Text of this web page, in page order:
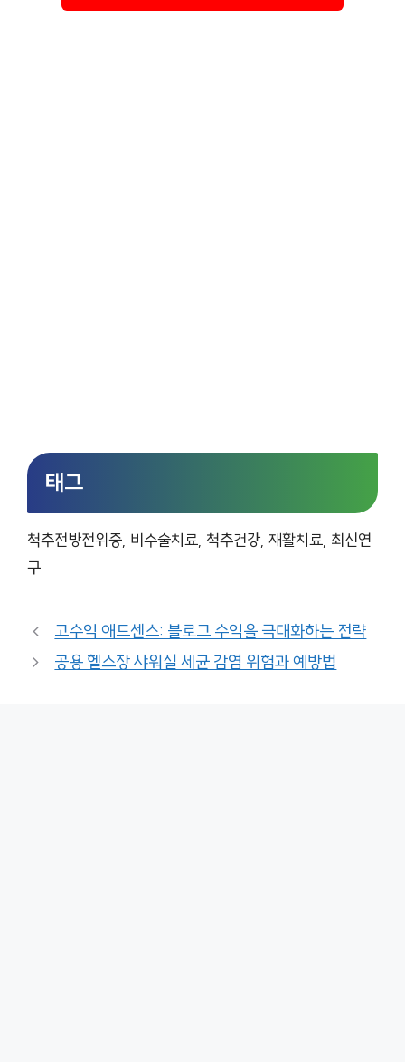
태그
척추전방전위증, 비수술치료, 척추건강, 재활치료, 최신연
구
고수익 애드센스: 블로그 수익을 극대화하는 전략
공용 헬스장 샤워실 세균 감염 위험과 예방법